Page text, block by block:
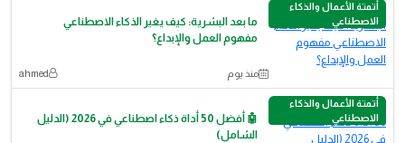
أتمتة الأعمال والذكاء
الاصطناعي
ما بعد البشرية: كيف يغير الذكاء الاصطناعي
مفهوم العمل والإبداع؟
منذ يوم ahmed
أتمتة الأعمال والذكاء
الاصطناعي
🤖 أفضل 50 أداة ذكاء اصطناعي في 2026 (الدليل
الشامل)